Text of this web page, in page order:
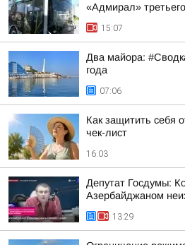
«Адмирал»
15:07
Два майора:
года
07:06
Как защитить себя
чек-лист
16:03
Депутат Госдумы:
Азербайджаном
13:29